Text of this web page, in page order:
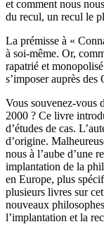
et comment nous
du recul, un recul le
La prémisse à «
à soi-même. Or,
rapatrié et
s’imposer auprès des
Vous souvenez-vous
2000 ? Ce livre
d’études de cas.
d’origine.
nous à l’aube d’une
implantation de la
en Europe, plus
plusieurs livres sur
nouveaux
l’implantation et la